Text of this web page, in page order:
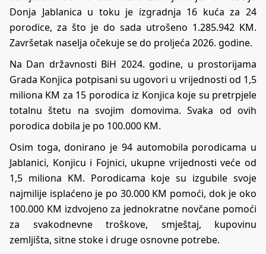
Donja Jablanica u toku je izgradnja 16 kuća za 24
porodice, za što je do sada utrošeno 1.285.942 KM.
Završetak naselja očekuje se do proljeća 2026. godine.
Na Dan državnosti BiH 2024. godine, u prostorijama
Grada Konjica potpisani su ugovori u vrijednosti od 1,5
miliona KM za 15 porodica iz Konjica koje su pretrpjele
totalnu štetu na svojim domovima. Svaka od ovih
porodica dobila je po 100.000 KM.
Osim toga, donirano je 94 automobila porodicama u
Jablanici, Konjicu i Fojnici, ukupne vrijednosti veće od
1,5 miliona KM. Porodicama koje su izgubile svoje
najmilije isplaćeno je po 30.000 KM pomoći, dok je oko
100.000 KM izdvojeno za jednokratne novčane pomoći
za svakodnevne troškove, smještaj, kupovinu
zemljišta, sitne stoke i druge osnovne potrebe.